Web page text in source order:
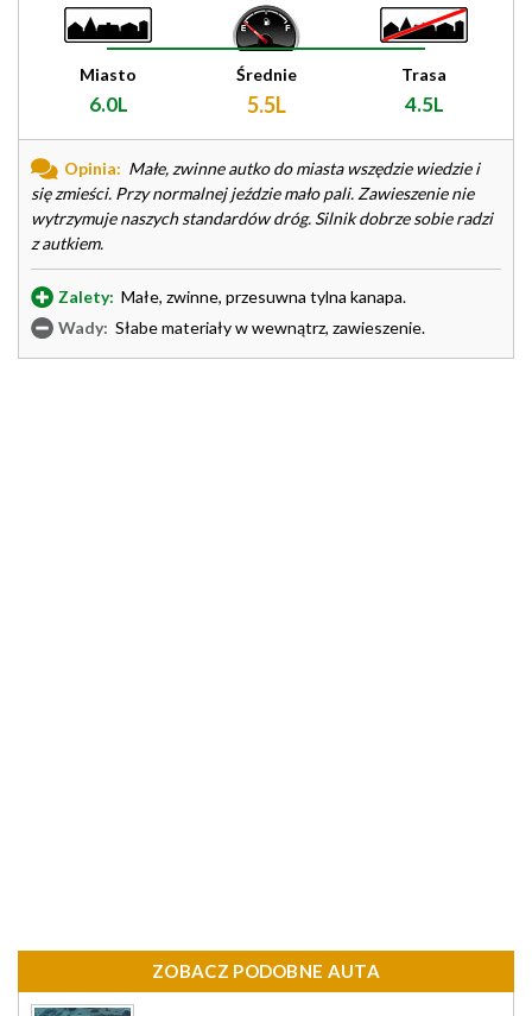
Miasto
6.0L
Średnie
5.5L
Trasa
4.5L
Opinia: Małe, zwinne autko do miasta wszędzie wiedzie i
się zmieści. Przy normalnej jeździe mało pali. Zawieszenie nie
wytrzymuje naszych standardów dróg. Silnik dobrze sobie radzi
z autkiem.
Zalety: Małe, zwinne, przesuwna tylna kanapa.
Wady: Słabe materiały w wewnątrz, zawieszenie.
ZOBACZ PODOBNE AUTA